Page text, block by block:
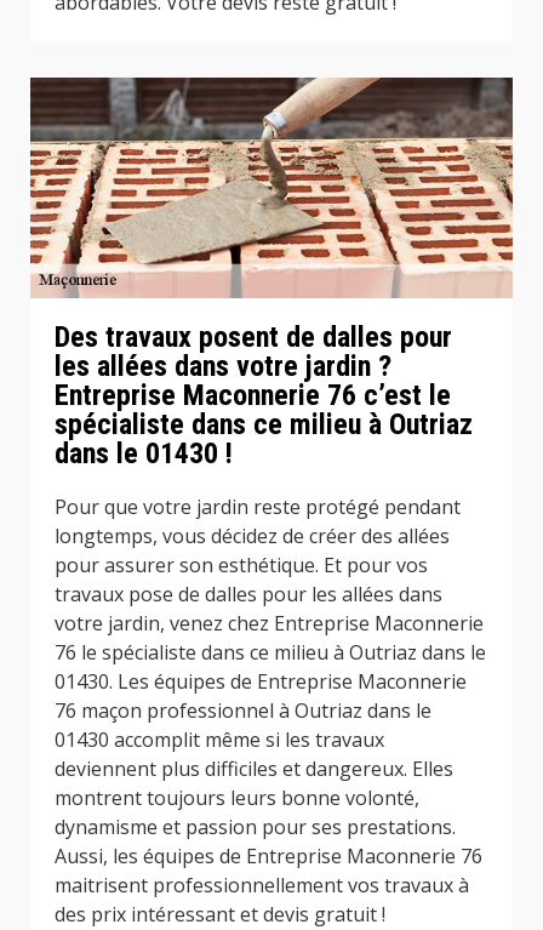
Des travaux posent de dalles pour
les allées dans votre jardin ?
Entreprise Maconnerie 76 c’est le
spécialiste dans ce milieu à Outriaz
dans le 01430 !
Pour que votre jardin reste protégé pendant
longtemps, vous décidez de créer des allées
pour assurer son esthétique. Et pour vos
travaux pose de dalles pour les allées dans
votre jardin, venez chez Entreprise Maconnerie
76 le spécialiste dans ce milieu à Outriaz dans le
01430. Les équipes de Entreprise Maconnerie
76 maçon professionnel à Outriaz dans le
01430 accomplit même si les travaux
deviennent plus difficiles et dangereux. Elles
montrent toujours leurs bonne volonté,
dynamisme et passion pour ses prestations.
Aussi, les équipes de Entreprise Maconnerie 76
maitrisent professionnellement vos travaux à
des prix intéressant et devis gratuit !